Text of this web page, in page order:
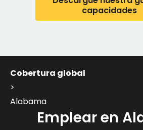
capacidades
Cobertura global
>
Alabama
Emplear en